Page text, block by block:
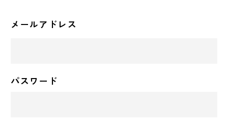
メールアドレス
パスワード